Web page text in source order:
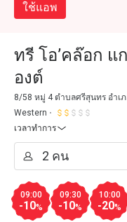
ใช้แอพ
ทรี โอ’คล๊อก แ
องต์
8/58 หมู่ 4 ตำบลศรีสุนทร อำเ
Western
เวลาทำการ
09:00
-10%
09:30
-10%
10:00
-20%